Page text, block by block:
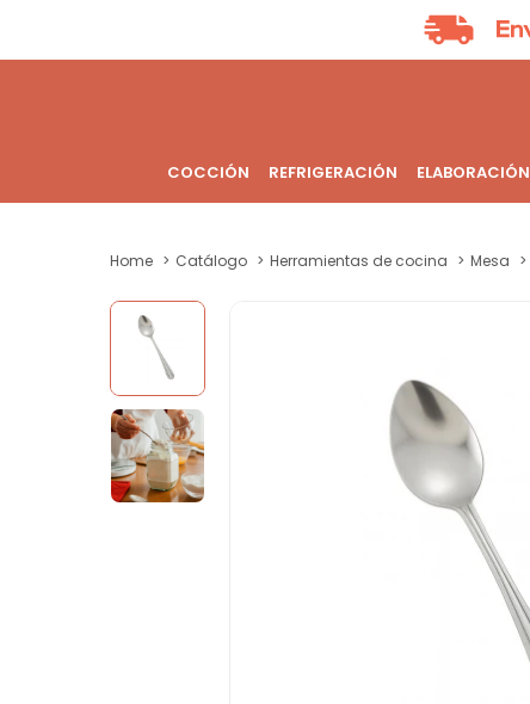
COCCIÓN REFRIGERACIÓN ELABORACIÓN
Home Catálogo Herramientas de cocina Mesa